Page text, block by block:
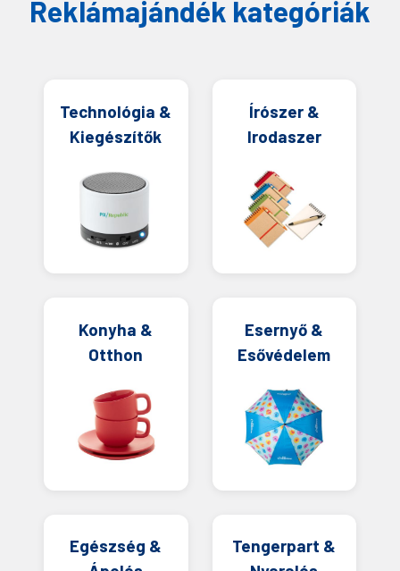
Reklámajándék kategóriák
Technológia &
Kiegészítők
Írószer &
Irodaszer
Konyha &
Otthon
Esernyő &
Esővédelem
Egészség &
Tengerpart &